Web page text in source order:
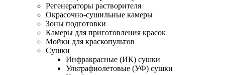
Регенераторы растворителя
Окрасочно-сушильные камеры
Зоны подготовки
Камеры для приготовления красок
Мойки для краскопультов
Сушки
Инфракрасные (ИК) сушки
Ультрафиолетовые (УФ) сушки